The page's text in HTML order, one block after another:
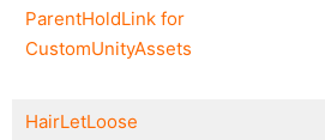
ParentHoldLink for
CustomUnityAssets
HairLetLoose